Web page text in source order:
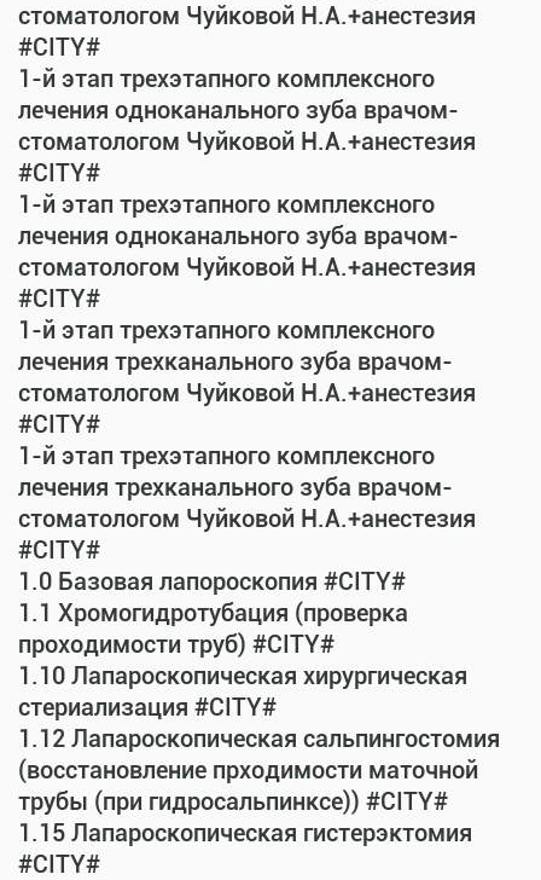
стоматологом Чуйковой Н.А.+анестезия
#CITY#
1-й этап трехэтапного комплексного
лечения одноканального зуба врачом-
стоматологом Чуйковой Н.А.+анестезия
#CITY#
1-й этап трехэтапного комплексного
лечения одноканального зуба врачом-
стоматологом Чуйковой Н.А.+анестезия
#CITY#
1-й этап трехэтапного комплексного
лечения трехканального зуба врачом-
стоматологом Чуйковой Н.А.+анестезия
#CITY#
1-й этап трехэтапного комплексного
лечения трехканального зуба врачом-
стоматологом Чуйковой Н.А.+анестезия
#CITY#
1.0 Базовая лапороскопия #CITY#
1.1 Хромогидротубация (проверка
проходимости труб) #CITY#
1.10 Лапароскопическая хирургическая
стериализация #CITY#
1.12 Лапароскопическая сальпингостомия
(восстановление прходимости маточной
трубы (при гидросальпинксе)) #CITY#
1.15 Лапароскопическая гистерэктомия
#CITY#